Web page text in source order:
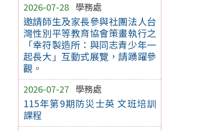
2026-07-28 學務處
邀請師生及家長參與社團法人台
灣性別平等教育協會策畫執行之
「幸符製造所：與同志青少年一
起長大」互動式展覽，請踴躍參
觀。
2026-07-27 學務處
115年第9期防災士英 文班培訓
課程